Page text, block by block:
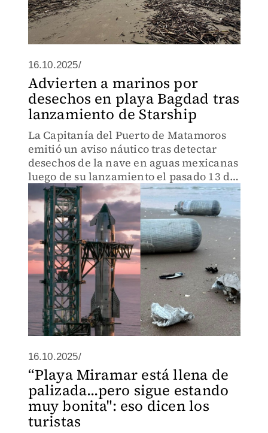
16.10.2025/
Advierten a marinos por
desechos en playa Bagdad tras
lanzamiento de Starship
La Capitanía del Puerto de Matamoros
emitió un aviso náutico tras detectar
desechos de la nave en aguas mexicanas
luego de su lanzamiento el pasado 13 de
octubre.
16.10.2025/
“Playa Miramar está llena de
palizada...pero sigue estando
muy bonita": eso dicen los
turistas